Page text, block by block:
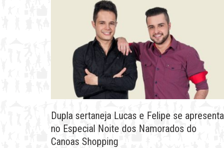
Dupla sertaneja Lucas e Felipe se apresenta
no Especial Noite dos Namorados do
Canoas Shopping